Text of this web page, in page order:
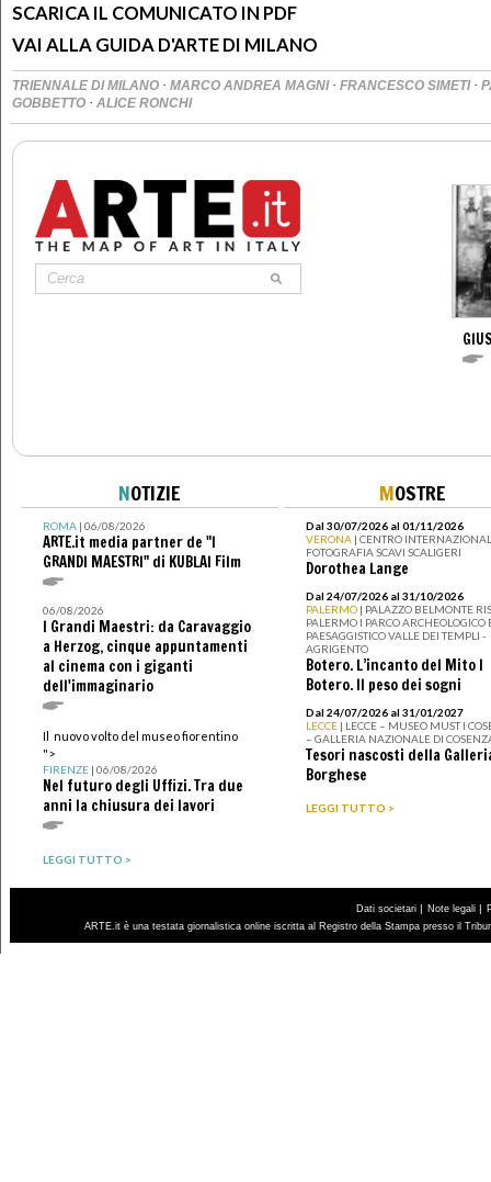
SCARICA IL COMUNICATO IN PDF
VAI ALLA GUIDA D'ARTE DI MILANO
TRIENNALE DI MILANO · MARCO ANDREA MAGNI · FRANCESCO SIMETI ·
GOBBETTO · ALICE RONCHI
NOTIZIE
ROMA| 06/08/2026
ARTE.it media partner de "I
GRANDI MAESTRI" di KUBLAI Film
06/08/2026
I Grandi Maestri: da Caravaggio
a Herzog, cinque appuntamenti
al cinema con i giganti
dell'immaginario
Il nuovo volto del museo fiorentino
">
FIRENZE| 06/08/2026
Nel futuro degli Uffizi. Tra due
anni la chiusura dei lavori
LEGGI TUTTO >
MOSTRE
Dal 30/07/2026 al 01/11/2026
VERONA | CENTRO
FOTOGRAFIA SCAVI SCALIGERI
Dorothea Lange
Dal 24/07/2026 al 31/10/2026
PALERMO | PALAZZO BELMONTE
PALERMO I PARCO ARCHEOLOGICO
PAESAGGISTICO VALLE DEI TEMPLI -
AGRIGENTO
Botero. L’incanto del Mito I
Botero. Il peso dei sogni
Dal 24/07/2026 al 31/01/2027
LECCE | LECCE – MUSEO MUST I
– GALLERIA NAZIONALE DI
Tesori nascosti della
Borghese
LEGGI TUTTO >
Dati societari | Note legali |
ARTE.it è una testata giornalistica online iscritta al Registro della Stampa presso il